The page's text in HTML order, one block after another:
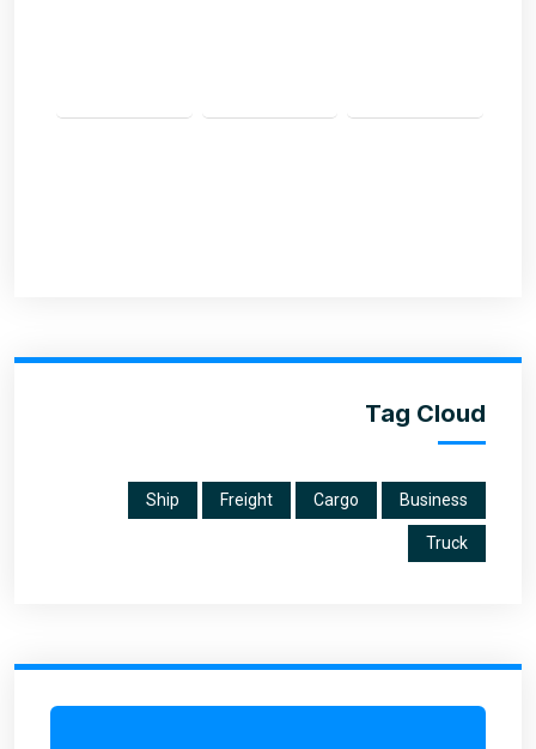
Tag Cloud
Business
Cargo
Freight
Ship
Truck